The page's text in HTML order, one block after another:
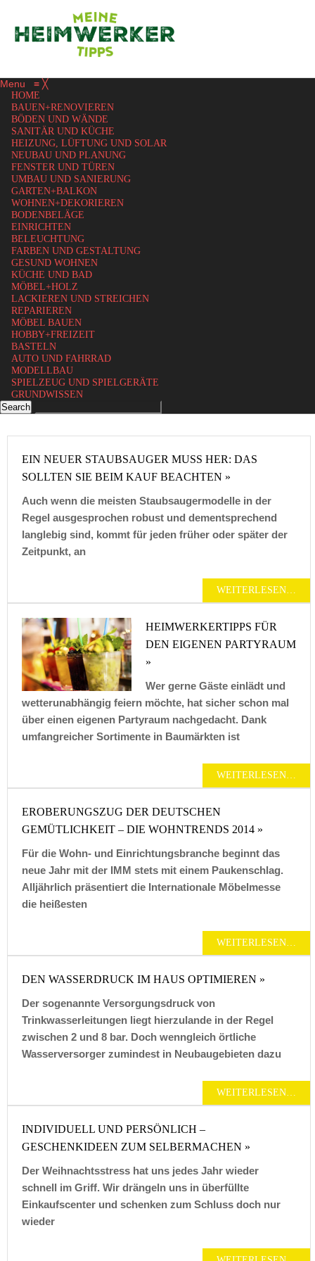
Menu ≡ ╳
HOME
BAUEN+RENOVIEREN
BÖDEN UND WÄNDE
SANITÄR UND KÜCHE
HEIZUNG, LÜFTUNG UND SOLAR
NEUBAU UND PLANUNG
FENSTER UND TÜREN
UMBAU UND SANIERUNG
GARTEN+BALKON
WOHNEN+DEKORIEREN
BODENBELÄGE
EINRICHTEN
BELEUCHTUNG
FARBEN UND GESTALTUNG
GESUND WOHNEN
KÜCHE UND BAD
MÖBEL+HOLZ
LACKIEREN UND STREICHEN
REPARIEREN
MÖBEL BAUEN
HOBBY+FREIZEIT
BASTELN
AUTO UND FAHRRAD
MODELLBAU
SPIELZEUG UND SPIELGERÄTE
GRUNDWISSEN
EIN NEUER STAUBSAUGER MUSS HER: DAS
SOLLTEN SIE BEIM KAUF BEACHTEN »
Auch wenn die meisten Staubsaugermodelle in der
Regel ausgesprochen robust und dementsprechend
langlebig sind, kommt für jeden früher oder später der
Zeitpunkt, an
WEITERLESEN…
HEIMWERKERTIPPS FÜR
DEN EIGENEN PARTYRAUM
»
Wer gerne Gäste einlädt und
wetterunabhängig feiern möchte, hat sicher schon mal
über einen eigenen Partyraum nachgedacht. Dank
umfangreicher Sortimente in Baumärkten ist
WEITERLESEN…
EROBERUNGSZUG DER DEUTSCHEN
GEMÜTLICHKEIT – DIE WOHNTRENDS 2014 »
Für die Wohn- und Einrichtungsbranche beginnt das
neue Jahr mit der IMM stets mit einem Paukenschlag.
Alljährlich präsentiert die Internationale Möbelmesse
die heißesten
WEITERLESEN…
DEN WASSERDRUCK IM HAUS OPTIMIEREN »
Der sogenannte Versorgungsdruck von
Trinkwasserleitungen liegt hierzulande in der Regel
zwischen 2 und 8 bar. Doch wenngleich örtliche
Wasserversorger zumindest in Neubaugebieten dazu
WEITERLESEN…
INDIVIDUELL UND PERSÖNLICH –
GESCHENKIDEEN ZUM SELBERMACHEN »
Der Weihnachtsstress hat uns jedes Jahr wieder
schnell im Griff. Wir drängeln uns in überfüllte
Einkaufscenter und schenken zum Schluss doch nur
wieder